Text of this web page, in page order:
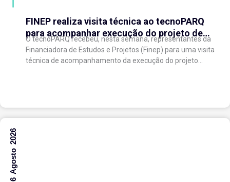
FINEP realiza visita técnica ao tecnoPARQ
para acompanhar execução do projeto de
expansão do Parque Tecnológico
O tecnoPARQ recebeu, nesta semana, representantes da
Financiadora de Estudos e Projetos (Finep) para uma visita
técnica de acompanhamento da execução do projeto
6 Agosto 2026